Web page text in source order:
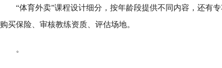
“体育外卖”课程设计细分，按年龄段提供不同内容，还有
购买保险、审核教练资质、评估场地。
。